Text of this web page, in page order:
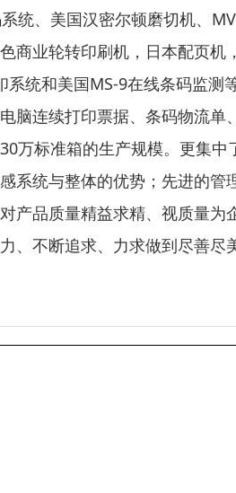
统、美国汉密尔顿磨切机、
商业轮转印刷机，日本配页机
统和美国MS-9在线条码监测
脑连续打印票据、条码物流单
万标准箱的生产规模。更集中
系统与整体的优势；先进的管
产品质量精益求精、视质量为
、不断追求、力求做到尽善尽